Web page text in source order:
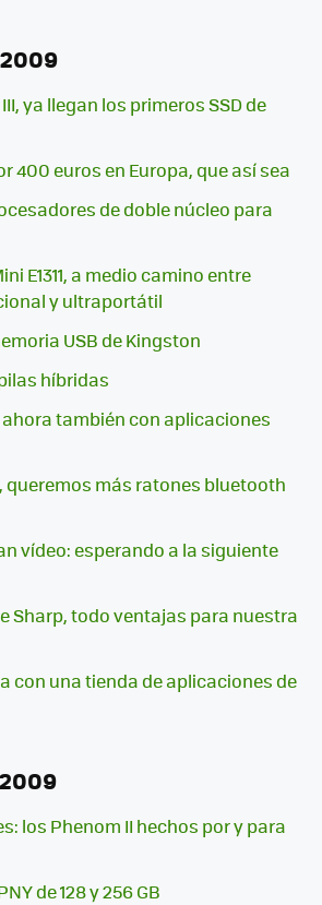
ya llegan los primeros SSD de
400 euros en Europa, que así sea
de doble núcleo para
E1311, a medio camino entre
y ultraportátil
USB de Kingston
híbridas
ahora también con aplicaciones
queremos más ratones bluetooth
vídeo: esperando a la siguiente
Sharp, todo ventajas para nuestra
con una tienda de aplicaciones de
los Phenom II hechos por y para
de 128 y 256 GB